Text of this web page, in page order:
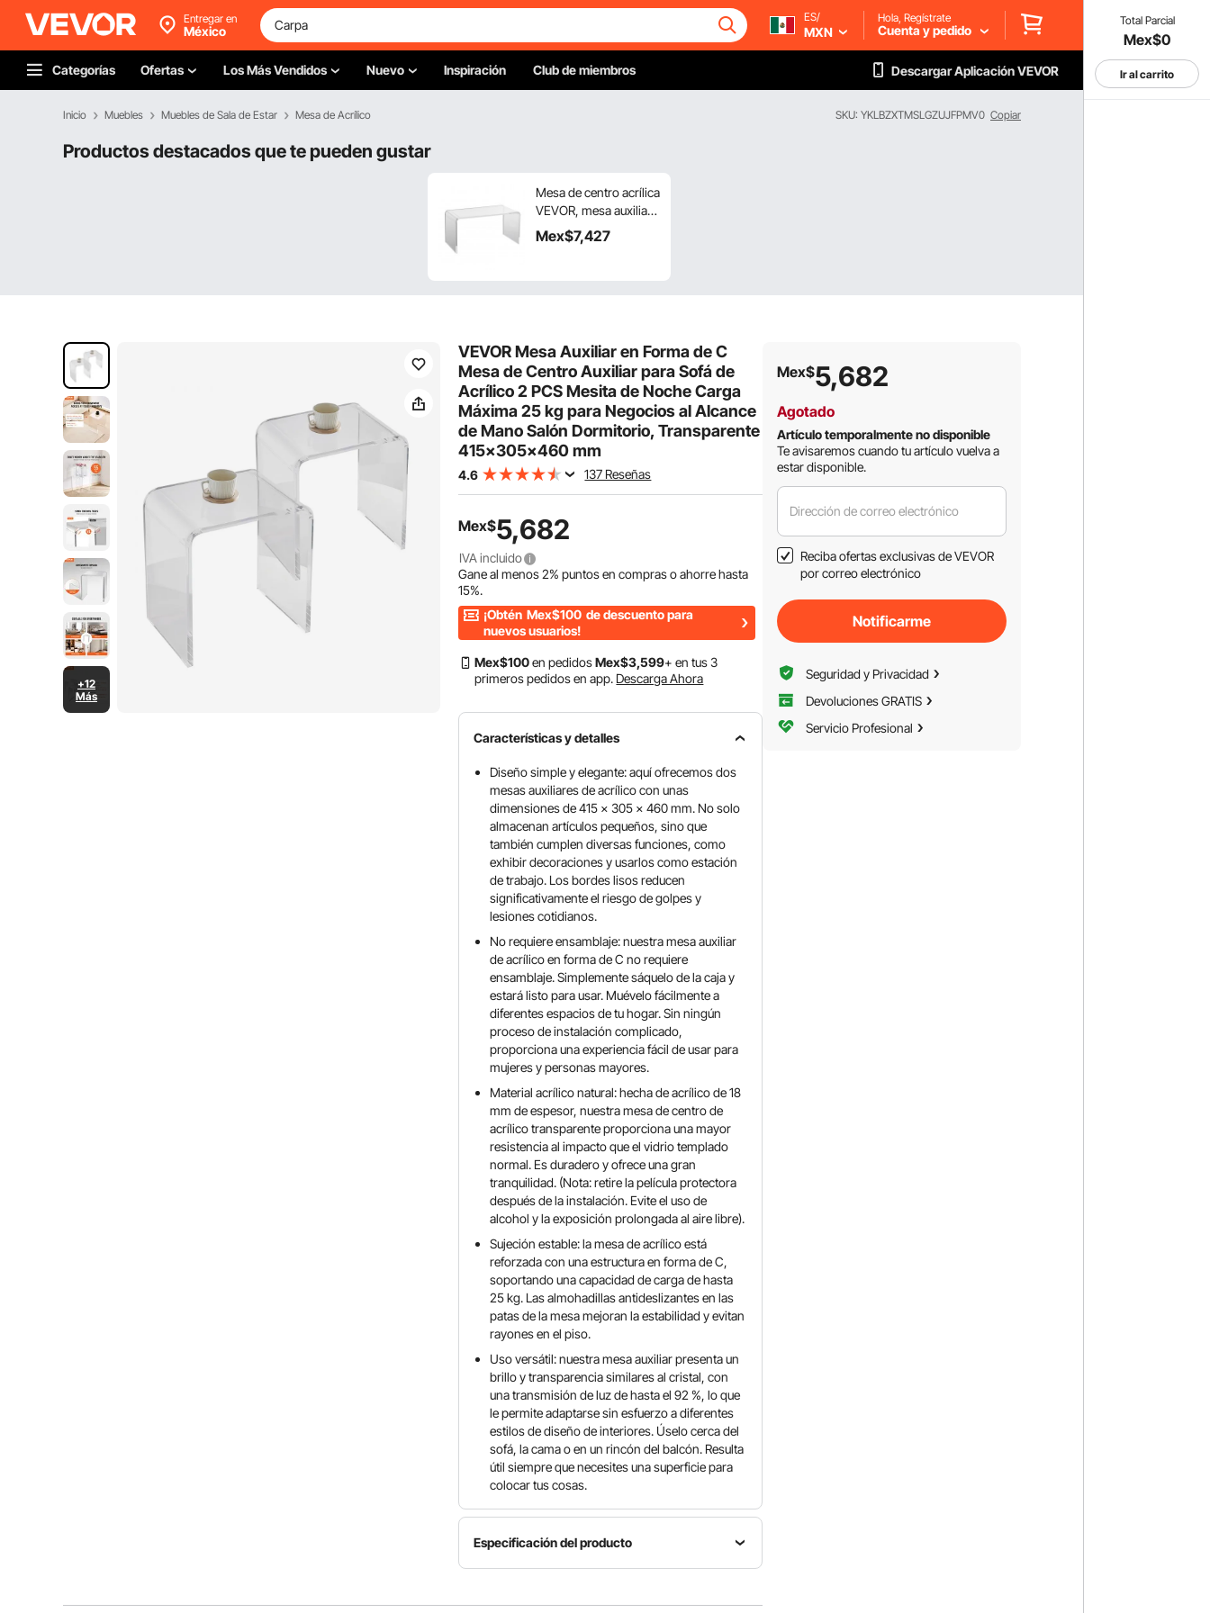
Total Parcial
Mex$0
Ir al carrito
Entregar en
México
ES/
MXN
Hola, Regístrate
Cuenta y pedido
Categorías Ofertas Los Más Vendidos Nuevo Inspiración Club de miembros Descargar Aplicación VEVOR
Inicio Muebles Muebles de Sala de Estar Mesa de Acrílico SKU: YKLBZXTMSLGZUJFPMV0 Copiar
Productos destacados que te pueden gustar
Mesa de centro acrílica
VEVOR, mesa auxiliar
de acrílico
transparente en forma
Mex$7,427
+12
Más
VEVOR Mesa Auxiliar en Forma de C
Mesa de Centro Auxiliar para Sofá de
Acrílico 2 PCS Mesita de Noche Carga
Máxima 25 kg para Negocios al Alcance
de Mano Salón Dormitorio, Transparente
415x305x460 mm
4.6 137 Reseñas
Mex$5,682
IVA incluido
Gane al menos2% puntos en compras o ahorre hasta
15%.
¡Obtén Mex$100 de descuento para
nuevos usuarios!
Mex$100en pedidosMex$3,599+ en tus 3
primeros pedidos en app. Descarga Ahora
Características y detalles
Diseño simple y elegante: aquí ofrecemos dos
mesas auxiliares de acrílico con unas
dimensiones de 415 x 305 x 460 mm. No solo
almacenan artículos pequeños, sino que
también cumplen diversas funciones, como
exhibir decoraciones y usarlos como estación
de trabajo. Los bordes lisos reducen
significativamente el riesgo de golpes y
lesiones cotidianos.
No requiere ensamblaje: nuestra mesa auxiliar
de acrílico en forma de C no requiere
ensamblaje. Simplemente sáquelo de la caja y
estará listo para usar. Muévelo fácilmente a
diferentes espacios de tu hogar. Sin ningún
proceso de instalación complicado,
proporciona una experiencia fácil de usar para
mujeres y personas mayores.
Material acrílico natural: hecha de acrílico de 18
mm de espesor, nuestra mesa de centro de
acrílico transparente proporciona una mayor
resistencia al impacto que el vidrio templado
normal. Es duradero y ofrece una gran
tranquilidad. (Nota: retire la película protectora
después de la instalación. Evite el uso de
alcohol y la exposición prolongada al aire libre).
Sujeción estable: la mesa de acrílico está
reforzada con una estructura en forma de C,
soportando una capacidad de carga de hasta
25 kg. Las almohadillas antideslizantes en las
patas de la mesa mejoran la estabilidad y evitan
rayones en el piso.
Uso versátil: nuestra mesa auxiliar presenta un
brillo y transparencia similares al cristal, con
una transmisión de luz de hasta el 92 %, lo que
le permite adaptarse sin esfuerzo a diferentes
estilos de diseño de interiores. Úselo cerca del
sofá, la cama o en un rincón del balcón. Resulta
útil siempre que necesites una superficie para
colocar tus cosas.
Especificación del producto
de
Material
bandeja
Mex$5,682
Agotado
Artículo temporalmente no disponible
Te avisaremos cuando tu artículo vuelva a
estar disponible.
Dirección de correo electrónico
Reciba ofertas exclusivas de VEVOR
por correo electrónico
Notificarme
Seguridad y Privacidad
Devoluciones GRATIS
Servicio Profesional